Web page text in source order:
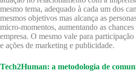
mesmo tema, adequado à cada um dos
mesmos objetivos mas alcança as
micro-momentos, aumentando as
empresa. O mesmo vale para
e ações de marketing e publicidade.
Tech2Human: a metodologia de